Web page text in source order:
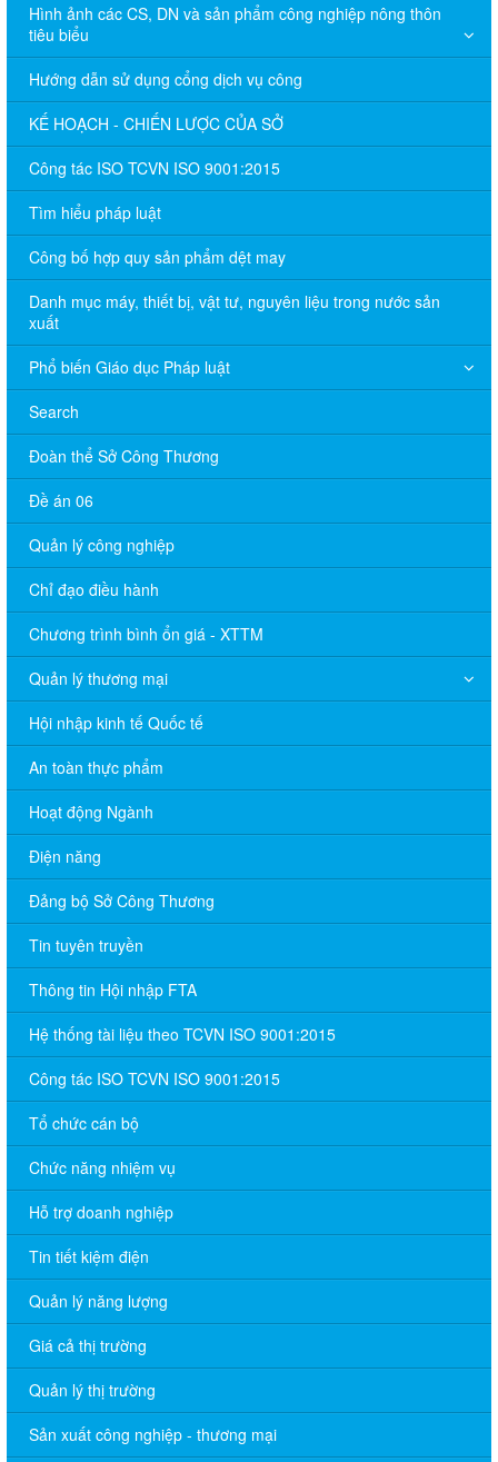
Hình ảnh các CS, DN và sản phẩm công nghiệp nông thôn
tiêu biểu
Hướng dẫn sử dụng cổng dịch vụ công
KẾ HOẠCH - CHIẾN LƯỢC CỦA SỞ
Công tác ISO TCVN ISO 9001:2015
Tìm hiểu pháp luật
Công bố hợp quy sản phẩm dệt may
Danh mục máy, thiết bị, vật tư, nguyên liệu trong nước sản
xuất
Phổ biến Giáo dục Pháp luật
Search
Đoàn thể Sở Công Thương
Đề án 06
Quản lý công nghiệp
Chỉ đạo điều hành
Chương trình bình ổn giá - XTTM
Quản lý thương mại
Hội nhập kinh tế Quốc tế
An toàn thực phẩm
Hoạt động Ngành
Điện năng
Đảng bộ Sở Công Thương
Tin tuyên truyền
Thông tin Hội nhập FTA
Hệ thống tài liệu theo TCVN ISO 9001:2015
Công tác ISO TCVN ISO 9001:2015
Tổ chức cán bộ
Chức năng nhiệm vụ
Hỗ trợ doanh nghiệp
Tin tiết kiệm điện
Quản lý năng lượng
Giá cả thị trường
Quản lý thị trường
Sản xuất công nghiệp - thương mại